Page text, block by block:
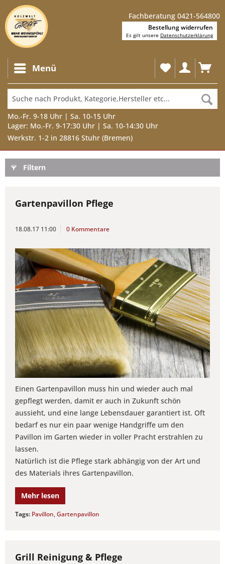
Fachberatung 0421-564800
Menü
Mo.-Fr. 9-18 Uhr | Sa. 10-15 Uhr
Lager: Mo.-Fr. 9-17:30 Uhr | Sa. 10-14:30 Uhr
Werkstr. 1-2 in 28816 Stuhr (Bremen)
Filtern
Gartenpavillon Pflege
18.08.17 11:00 0 Kommentare
Einen Gartenpavillon muss hin und wieder auch mal
gepflegt werden, damit er auch in Zukunft schön
aussieht, und eine lange Lebensdauer garantiert ist. Oft
bedarf es nur ein paar wenige Handgriffe um den
Pavillon im Garten wieder in voller Pracht erstrahlen zu
lassen.
Natürlich ist die Pflege stark abhängig von der Art und
des Materials ihres Gartenpavillon.
Mehr lesen
Tags: Pavillon,Gartenpavillon
Grill Reinigung & Pflege
Bestellung widerrufen
Es gilt unsere Datenschutzerklärung